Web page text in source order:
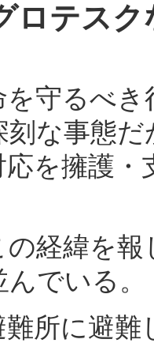
ロテス
守るべき
刻な事態
応を擁護
経緯を報
でいる。
難所に避